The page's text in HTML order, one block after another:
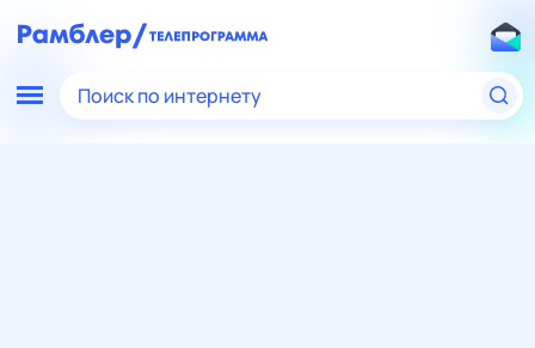
Поиск по интернету